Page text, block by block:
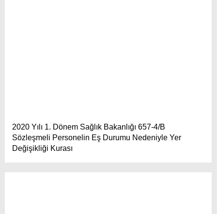
2020 Yılı 1. Dönem Sağlık Bakanlığı 657-4/B
Sözleşmeli Personelin Eş Durumu Nedeniyle Yer
Değişikliği Kurası